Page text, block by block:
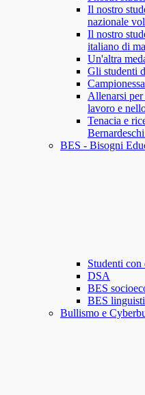
Il nostro
nazionale
Il nostro
italiano di
Un'altra
Gli studenti
Allenarsi per
lavoro e
Tenacia e
BES - Bisogni
Studenti con
DSA
BES
BES
Bullismo e